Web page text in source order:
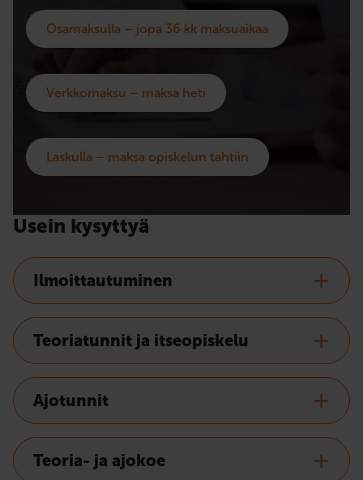
Osamaksulla – jopa 36 kk maksuaikaa
Verkkomaksu – maksa heti
Laskulla – maksa opiskelun tahtiin
Usein kysyttyä
Ilmoittautuminen
Teoriatunnit ja itseopiskelu
Ajotunnit
Teoria- ja ajokoe